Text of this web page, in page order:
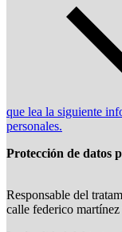
que lea la siguiente
personales.
Protección de datos
Responsable del
calle federico